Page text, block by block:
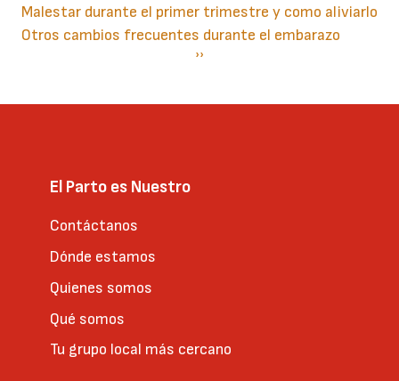
Malestar durante el primer trimestre y como aliviarlo
Otros cambios frecuentes durante el embarazo
Siguiente
››
El Parto es Nuestro
Contáctanos
Dónde estamos
Quienes somos
Qué somos
Tu grupo local más cercano